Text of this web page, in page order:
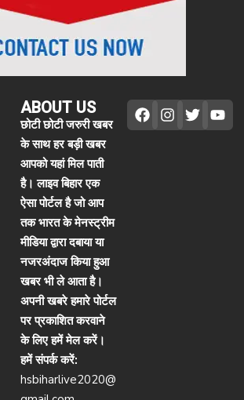
ABOUT US
छोटी छोटी जरुरी खबर
के साथ हर बड़ी खबर
आपको यहां मिल पाती
है। लाइव बिहार एक
ऐसा पोर्टल है जो आप
तक भारत के मेनस्ट्रीम
मीडिया द्वारा दबाया या
नजरअंदाज किया हुआ
खबर भी ले आता है।
अपनी खबरे हमारे पोर्टल
पर प्रकाशित करवाने
के लिए हमें मेल करें।
हमें संपर्क करें:
hsbiharlive2020@